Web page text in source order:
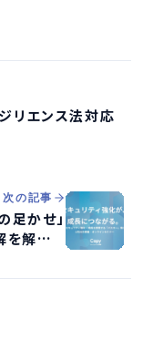
リエンス法対応
次の記事
足かせ」
解説す